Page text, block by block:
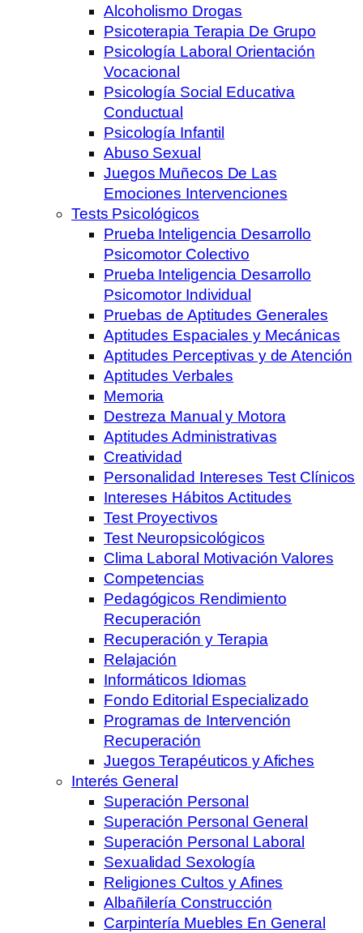
Alcoholismo Drogas
Psicoterapia Terapia De Grupo
Psicología Laboral Orientación
Vocacional
Psicología Social Educativa
Conductual
Psicología Infantil
Abuso Sexual
Juegos Muñecos De Las
Emociones Intervenciones
Tests Psicológicos
Prueba Inteligencia Desarrollo
Psicomotor Colectivo
Prueba Inteligencia Desarrollo
Psicomotor Individual
Pruebas de Aptitudes Generales
Aptitudes Espaciales y Mecánicas
Aptitudes Perceptivas y de Atención
Aptitudes Verbales
Memoria
Destreza Manual y Motora
Aptitudes Administrativas
Creatividad
Personalidad Intereses Test Clínicos
Intereses Hábitos Actitudes
Test Proyectivos
Test Neuropsicológicos
Clima Laboral Motivación Valores
Competencias
Pedagógicos Rendimiento
Recuperación
Recuperación y Terapia
Relajación
Informáticos Idiomas
Fondo Editorial Especializado
Programas de Intervención
Recuperación
Juegos Terapéuticos y Afiches
Interés General
Superación Personal
Superación Personal General
Superación Personal Laboral
Sexualidad Sexología
Religiones Cultos y Afines
Albañilería Construcción
Carpintería Muebles En General